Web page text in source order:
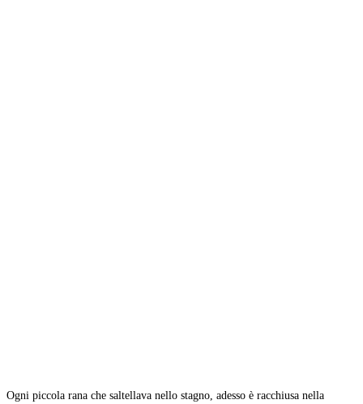
Ogni piccola rana che saltellava nello stagno, adesso è racchiusa nella